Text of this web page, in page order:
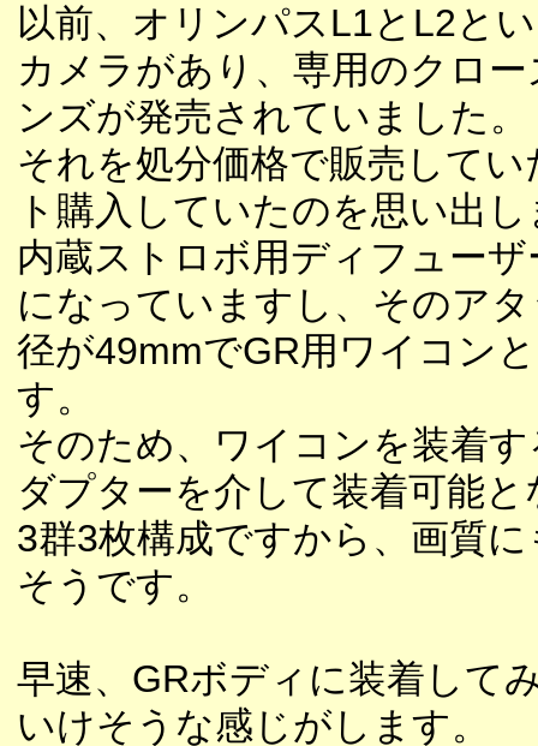
以前、オリンパスL1とL2と
カメラがあり、専用のクロ
ンズが発売されていました。
それを処分価格で販売して
ト購入していたのを思い出
内蔵ストロボ用ディフュー
になっていますし、そのア
径が49mmでGR用ワイコン
す。
そのため、ワイコンを装着
ダプターを介して装着可能
3群3枚構成ですから、画質
そうです。
早速、GRボディに装着して
いけそうな感じがします。